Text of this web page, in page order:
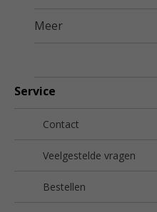
Meer
Service
Contact
Veelgestelde vragen
Bestellen